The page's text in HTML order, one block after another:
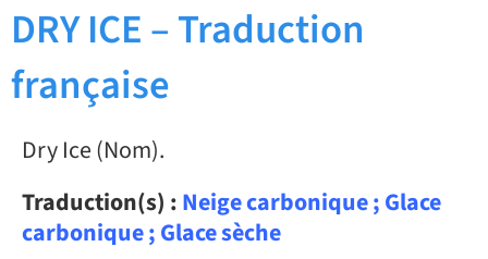
DRY ICE – Traduction
française
Dry Ice (Nom).
Traduction(s) :Neige carbonique ; Glace
carbonique ; Glace sèche